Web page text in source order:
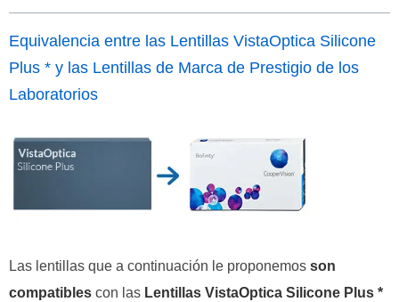
Equivalencia entre las Lentillas VistaOptica Silicone
Plus * y las Lentillas de Marca de Prestigio de los
Laboratorios
Las lentillas que a continuación le proponemos son
compatibles con las Lentillas VistaOptica Silicone Plus *